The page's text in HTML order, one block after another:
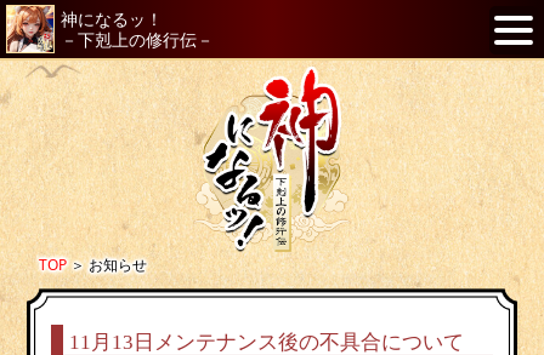
神になるッ！
－下剋上の修行伝－
TOP＞お知らせ
11月13日メンテナンス後の不具合について